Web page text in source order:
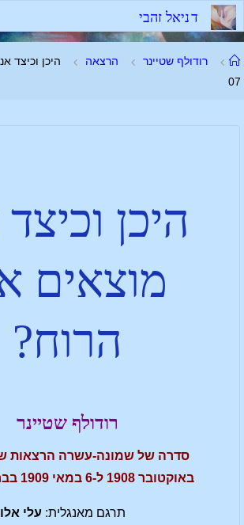
דניאל זהבי
רודולף שטיינר הרצאה
היכן וכיצד
07
היכן
מוצאים
הרוח?
רודולף שטיינר
באוקטובר 1908 ל-6 במאי 1909 בברלין. GA57
תרגם מאנגלית: עלי